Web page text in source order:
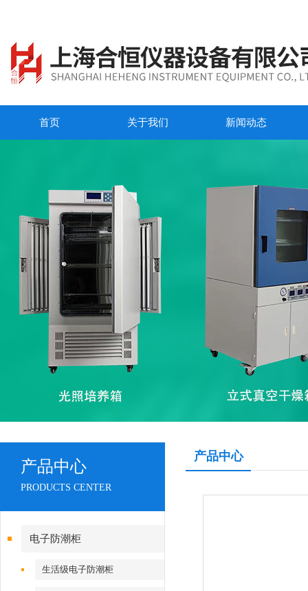
首页 关于我们 新闻动态
产品中心
PRODUCTS CENTER
电子防潮柜
生活级电子防潮柜
产品中心